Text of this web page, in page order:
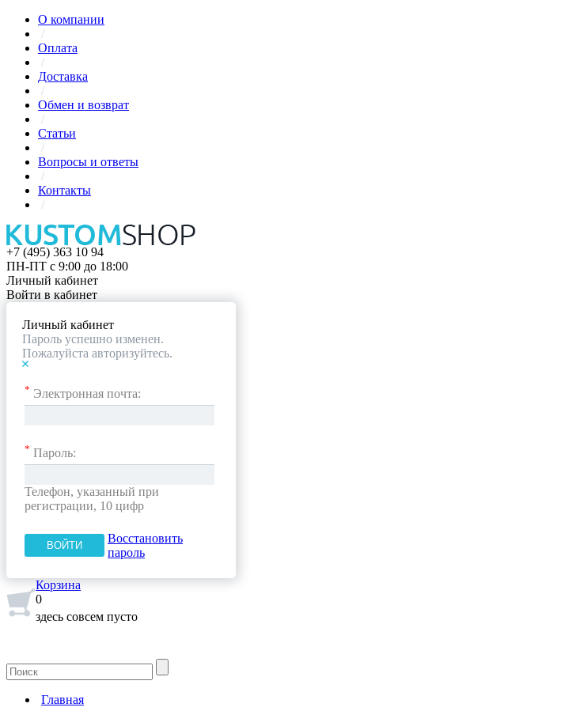
О компании
/
Оплата
/
Доставка
/
Обмен и возврат
/
Статьи
/
Вопросы и ответы
/
Контакты
/
+7 (495) 363 10 94
ПН-ПТ с 9:00 до 18:00
Личный кабинет
Войти в кабинет
Личный кабинет
Пароль успешно изменен.
Пожалуйста авторизуйтесь.
* Электронная почта:
* Пароль:
Телефон, указанный при
регистрации, 10 цифр
Восстановить
пароль
Корзина
0
здесь совсем пусто
Главная